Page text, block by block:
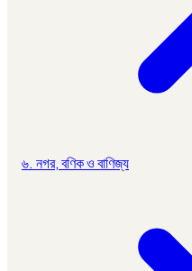
৬. নগর, বণিক ও বাণিজ্য